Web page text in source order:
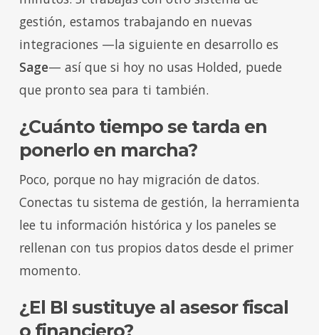
gestión, estamos trabajando en nuevas
integraciones —la siguiente en desarrollo es
Sage— así que si hoy no usas Holded, puede
que pronto sea para ti también.
¿Cuánto tiempo se tarda en
ponerlo en marcha?
Poco, porque no hay migración de datos.
Conectas tu sistema de gestión, la herramienta
lee tu información histórica y los paneles se
rellenan con tus propios datos desde el primer
momento.
¿El BI sustituye al asesor fiscal
o financiero?